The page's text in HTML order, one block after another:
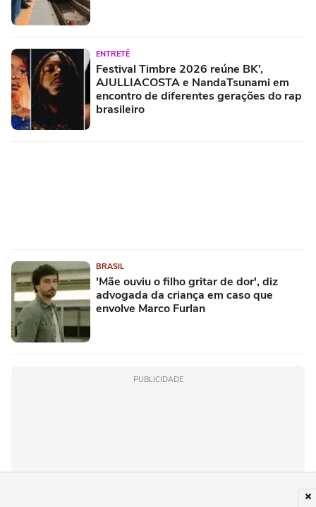
ENTRETÊ
Festival Timbre 2026 reúne BK’,
AJULLIACOSTA e NandaTsunami em
encontro de diferentes gerações do rap
brasileiro
BRASIL
'Mãe ouviu o filho gritar de dor', diz
advogada da criança em caso que
envolve Marco Furlan
PUBLICIDADE